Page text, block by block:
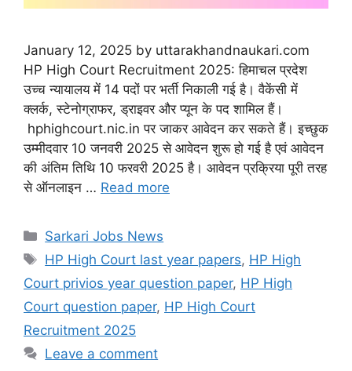
January 12, 2025 by uttarakhandnaukari.com
HP High Court Recruitment 2025: हिमाचल प्रदेश
उच्च न्यायालय में 14 पदों पर भर्ती निकाली गई है। वैकेंसी में
क्लर्क, स्टेनोग्राफर, ड्राइवर और प्यून के पद शामिल हैं।
hphighcourt.nic.in पर जाकर आवेदन कर सकते हैं। इच्छुक
उम्मीदवार 10 जनवरी 2025 से आवेदन शुरू हो गई है एवं आवेदन
की अंतिम तिथि 10 फरवरी 2025 है। आवेदन प्रक्रिया पूरी तरह
से ऑनलाइन … Read more
Categories
Sarkari Jobs News
Tags
HP High Court last year papers, HP High
Court privios year question paper, HP High
Court question paper, HP High Court
Recruitment 2025
Leave a comment